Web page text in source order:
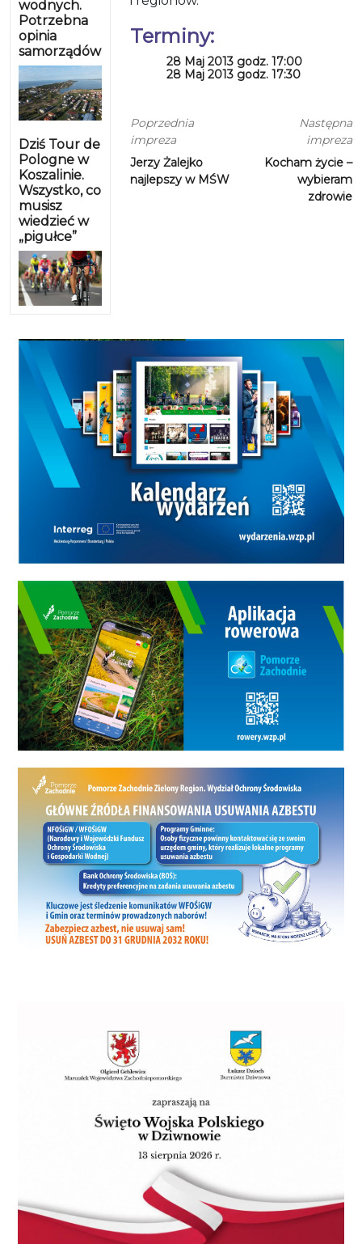
wodnych.
Potrzebna
opinia
samorządów
Dziś Tour de
Pologne w
Koszalinie.
Wszystko, co
musisz
wiedzieć w
„pigułce”
Terminy:
28 Maj 2013 godz. 17:00
28 Maj 2013 godz. 17:30
Poprzednia
impreza
Jerzy Żalejko
najlepszy w MŚW
Następna
impreza
Kocham życie –
wybieram
zdrowie